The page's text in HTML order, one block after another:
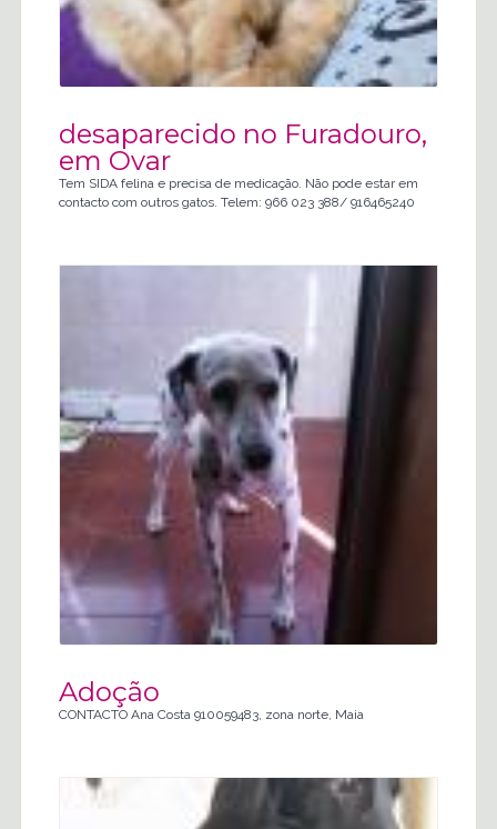
desaparecido no Furadouro,
em Ovar
Tem SIDA felina e precisa de medicação. Não pode estar em
contacto com outros gatos. Telem: 966 023 388/ 916465240
Adoção
CONTACTO Ana Costa 910059483, zona norte, Maia